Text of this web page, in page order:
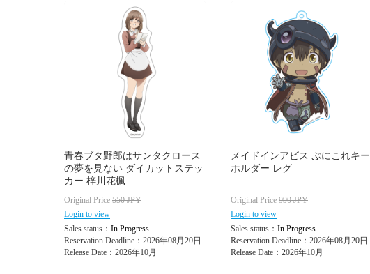
青春ブタ野郎はサンタクロース
の夢を見ない ダイカットステッ
カー 梓川花楓
Original Price 550JPY
Login to view
Sales status： In Progress
Reservation Deadline：2026年08月20日
Release Date：2026年10月
メイドインアビス ぷにこれキー
ホルダー レグ
Original Price 990JPY
Login to view
Sales status： In Progress
Reservation Deadline：2026年08月20日
Release Date：2026年10月